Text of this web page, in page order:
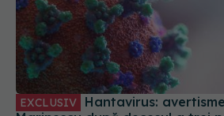
EXCLUSIV
Hantavirus: avertismentul dr. Adrian
Marinescu după decesul a trei
vas de croazieră
04 mai 2026, 11:31